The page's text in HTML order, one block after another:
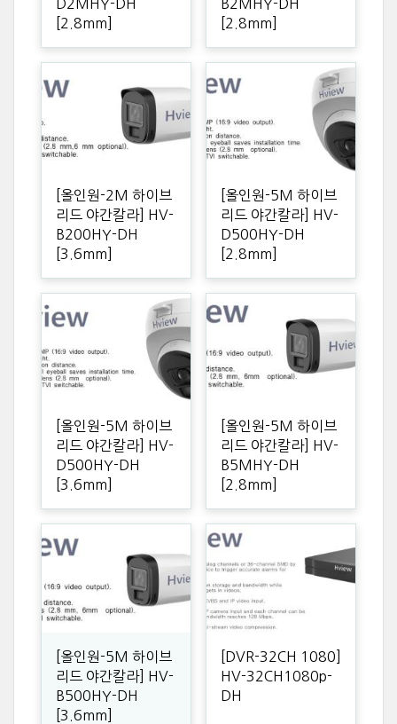
D2MHY-DH
[2.8mm]
B2MHY-DH
[2.8mm]
[올인원-2M 하이브
리드 야간칼라] HV-
B200HY-DH
[3.6mm]
[올인원-5M 하이브
리드 야간칼라] HV-
D500HY-DH
[2.8mm]
[올인원-5M 하이브
리드 야간칼라] HV-
D500HY-DH
[3.6mm]
[올인원-5M 하이브
리드 야간칼라] HV-
B5MHY-DH
[2.8mm]
[올인원-5M 하이브
리드 야간칼라] HV-
B500HY-DH
[3.6mm]
[DVR-32CH 1080]
HV-32CH1080p-
DH